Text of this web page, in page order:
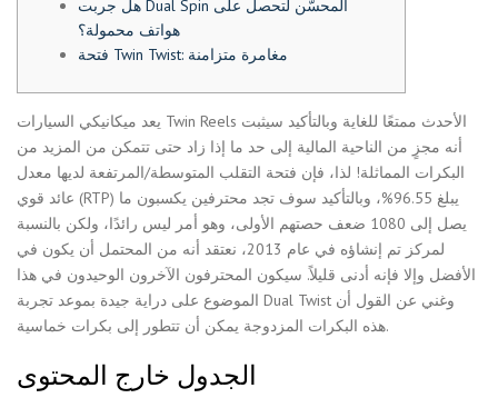
هل جربت Dual Spin المحسّن لتحصل على
هواتف محمولة؟
فتحة Twin Twist: مغامرة متزامنة
يعد ميكانيكي السيارات Twin Reels الأحدث ممتعًا للغاية وبالتأكيد سيثبت
أنه مجزٍ من الناحية المالية إلى حد ما إذا زاد حتى تتمكن من المزيد من
البكرات المماثلة! لذا، فإن فتحة التقلب المتوسطة/المرتفعة لديها معدل
عائد قوي (RTP) يبلغ 96.55%، وبالتأكيد سوف تجد محترفين يكسبون ما
يصل إلى 1080 ضعف حصتهم الأولى، وهو أمر ليس رائدًا، ولكن بالنسبة
لمركز تم إنشاؤه في عام 2013، نعتقد أنه من المحتمل أن يكون في
الأفضل وإلا فإنه أدنى قليلاً. سيكون المحترفون الآخرون الوحيدون في هذا
الموضوع على دراية جيدة بموعد تجربة Dual Twist وغني عن القول أن
هذه البكرات المزدوجة يمكن أن تتطور إلى بكرات خماسية.
الجدول خارج المحتوى